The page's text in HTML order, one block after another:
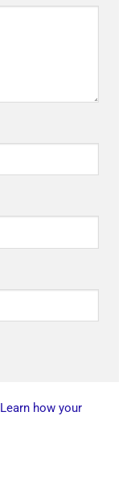
Learn how your